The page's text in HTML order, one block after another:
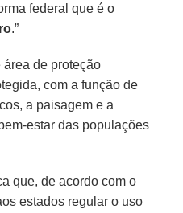
federal que é o
.”
área de proteção
com a função de
a paisagem e a
estar das populações
que, de acordo com o
estados regular o uso